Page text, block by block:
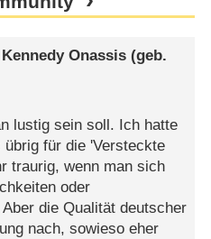
Onassis (geb.
lustig sein soll. Ich hatte
für die 'Versteckte
traurig, wenn man sich
oder
die Qualität deutscher
nach, sowieso eher